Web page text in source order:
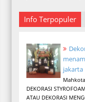
Info Terpopuler
jakarta
DEKORASI
ATAU DEKORASI